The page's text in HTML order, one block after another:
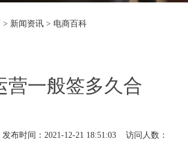
> 新闻资讯> 电商百科
营一般签多久合
布时间：2021-12-21 18:51:03 访问人数：